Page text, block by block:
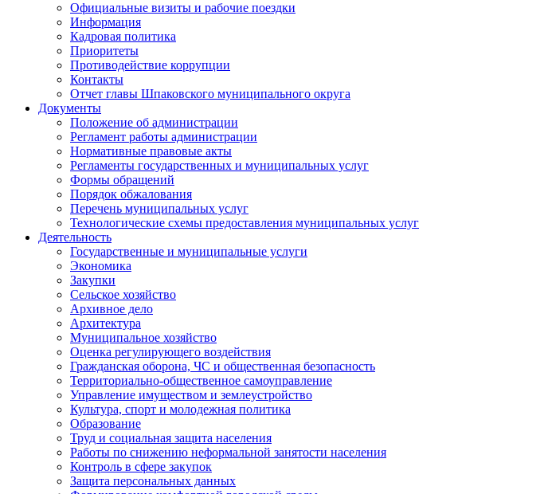
Официальные визиты и рабочие поездки
Информация
Кадровая политика
Приоритеты
Противодействие коррупции
Контакты
Отчет главы Шпаковского муниципального округа
Документы
Положение об администрации
Регламент работы администрации
Нормативные правовые акты
Регламенты государственных и муниципальных услуг
Формы обращений
Порядок обжалования
Перечень муниципальных услуг
Технологические схемы предоставления муниципальных услуг
Деятельность
Государственные и муниципальные услуги
Экономика
Закупки
Сельское хозяйство
Архивное дело
Архитектура
Муниципальное хозяйство
Оценка регулирующего воздействия
Гражданская оборона, ЧС и общественная безопасность
Территориально-общественное самоуправление
Управление имуществом и землеустройство
Культура, спорт и молодежная политика
Образование
Труд и социальная защита населения
Работы по снижению неформальной занятости населения
Контроль в сфере закупок
Защита персональных данных